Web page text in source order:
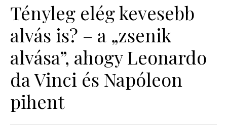
SZÉPSÉG
PSZICHÉ
ÉLETMÓD
Tényleg elég kevesebb
alvás is? – a „zsenik
alvása”, ahogy Leonardo
da Vinci és Napóleon
pihent